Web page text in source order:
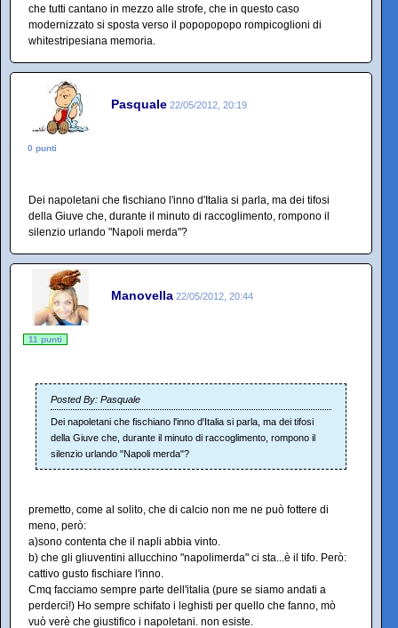
che tutti cantano in mezzo alle strofe, che in questo caso
modernizzato si sposta verso il popopopopo rompicoglioni di
whitestripesiana memoria.
Pasquale 22/05/2012, 20:19
0 punti
Dei napoletani che fischiano l'inno d'Italia si parla, ma dei tifosi
della Giuve che, durante il minuto di raccoglimento, rompono il
silenzio urlando "Napoli merda"?
Manovella 22/05/2012, 20:44
11 punti
Posted By: Pasquale
Dei napoletani che fischiano l'inno d'Italia si parla, ma dei tifosi
della Giuve che, durante il minuto di raccoglimento, rompono il
silenzio urlando "Napoli merda"?
premetto, come al solito, che di calcio non me ne può fottere di
meno, però:
a)sono contenta che il napli abbia vinto.
b) che gli gliuventini allucchino "napolimerda" ci sta...è il tifo. Però:
cattivo gusto fischiare l'inno.
Cmq facciamo sempre parte dell'italia (pure se siamo andati a
perderci!) Ho sempre schifato i leghisti per quello che fanno, mò
vuò verè che giustifico i napoletani. non esiste.